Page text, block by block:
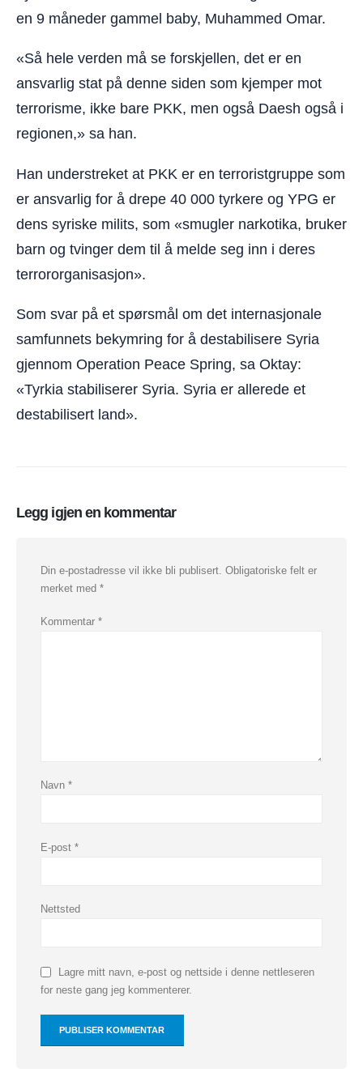
en 9 måneder gammel baby, Muhammed Omar.
«Så hele verden må se forskjellen, det er en
ansvarlig stat på denne siden som kjemper mot
terrorisme, ikke bare PKK, men også Daesh også i
regionen,» sa han.
Han understreket at PKK er en terroristgruppe som
er ansvarlig for å drepe 40 000 tyrkere og YPG er
dens syriske milits, som «smugler narkotika, bruker
barn og tvinger dem til å melde seg inn i deres
terrororganisasjon».
Som svar på et spørsmål om det internasjonale
samfunnets bekymring for å destabilisere Syria
gjennom Operation Peace Spring, sa Oktay:
«Tyrkia stabiliserer Syria. Syria er allerede et
destabilisert land».
Legg igjen en kommentar
Din e-postadresse vil ikke bli publisert. Obligatoriske felt er
merket med *
Kommentar *
Navn *
E-post *
Nettsted
Lagre mitt navn, e-post og nettside i denne nettleseren
for neste gang jeg kommenterer.